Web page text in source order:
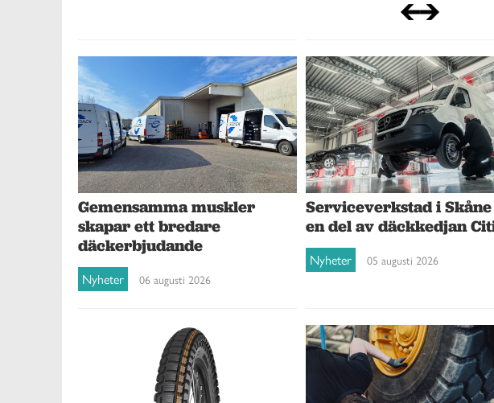
Gemensamma muskler
skapar ett bredare
däckerbjudande
Nyheter 06 augusti 2026
Serviceverkstad i
en del av däckkedjan
Nyheter 05 augusti 2026